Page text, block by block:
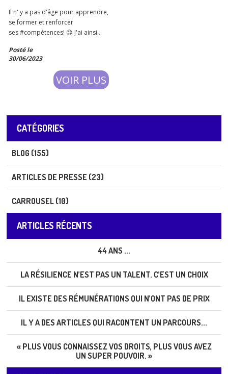
Il n' y a pas d'âge pour apprendre,
se former et renforcer
ses #compétences! 😉 J'ai ainsi
(DU) préparé au sein de
l'Université Toulouse Capitole ! Il
s'agit du DU #Contentieux du
travail au sein du Conseil des
Posté le
30/06/2023
VOIR PLUS
CATÉGORIES
BLOG (155)
ARTICLES DE PRESSE (23)
CARROUSEL (10)
ARTICLES RÉCENTS
44 ANS ...
LA RÉSILIENCE N’EST PAS UN TALENT. C’EST UN CHOIX
IL EXISTE DES RÉMUNÉRATIONS QUI N’ONT PAS DE PRIX
IL Y A DES ARTICLES QUI RACONTENT UN PARCOURS...
« PLUS VOUS CONNAISSEZ VOS DROITS, PLUS VOUS AVEZ
UN SUPER POUVOIR. »